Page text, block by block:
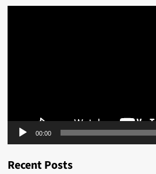
00:00
Recent Posts